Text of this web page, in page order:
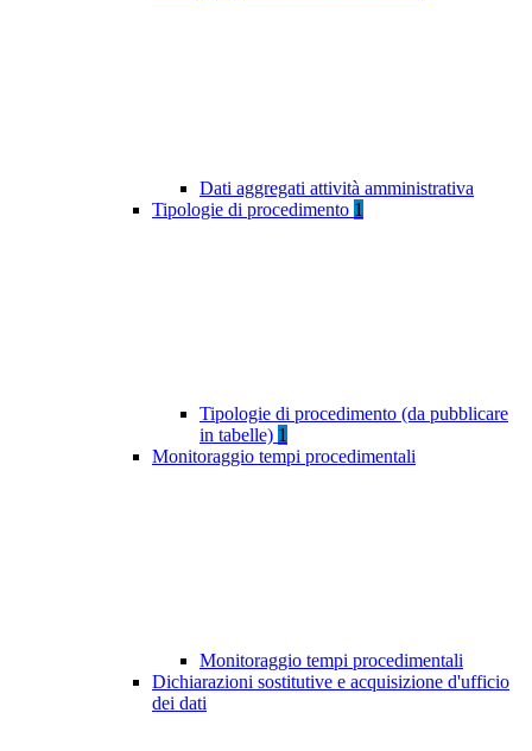
Dati aggregati attività amministrativa
Tipologie di procedimento 1
Tipologie di procedimento (da pubblicare
in tabelle) 1
Monitoraggio tempi procedimentali
Monitoraggio tempi procedimentali
Dichiarazioni sostitutive e acquisizione d'ufficio
dei dati